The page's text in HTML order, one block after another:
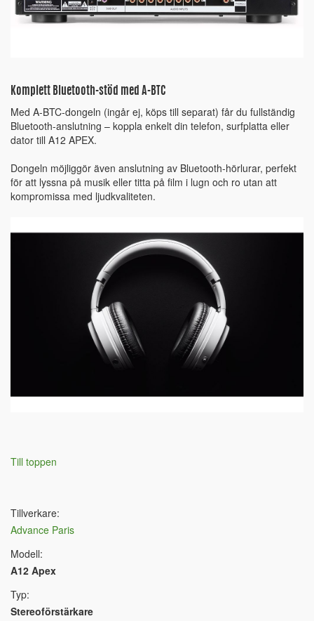
Komplett Bluetooth-stöd med A-BTC
Med A-BTC-dongeln (ingår ej, köps till separat) får du fullständig
Bluetooth-anslutning – koppla enkelt din telefon, surfplatta eller
dator till A12 APEX.
Dongeln möjliggör även anslutning av Bluetooth-hörlurar, perfekt
för att lyssna på musik eller titta på film i lugn och ro utan att
kompromissa med ljudkvaliteten.
Till toppen
Tillverkare:
Advance Paris
Modell:
A12 Apex
Typ:
Stereoförstärkare